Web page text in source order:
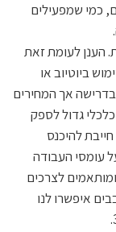
כמי שמפעילים
הענן לעומת זאת
ביוטיוב או
אך המחירים
כלכלי גדול לספק
להיכנס
עומסי העבודה
לצרכים
איפשרו לנו